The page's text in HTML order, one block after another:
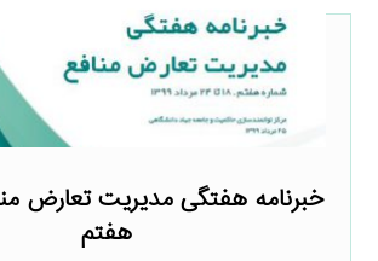
خبرنامه هفتگی مدیریت تعارض
هفتم